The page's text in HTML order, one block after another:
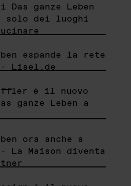
Das ganze Leben
solo dei luoghi
espande la rete
Lisel.de
è il nuovo
ganze Leben a
ora anche a
La Maison diventa